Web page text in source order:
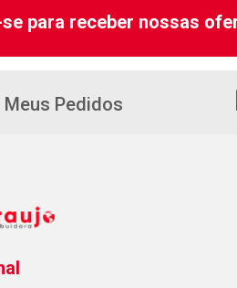
para receber nossas
Meus Pedidos